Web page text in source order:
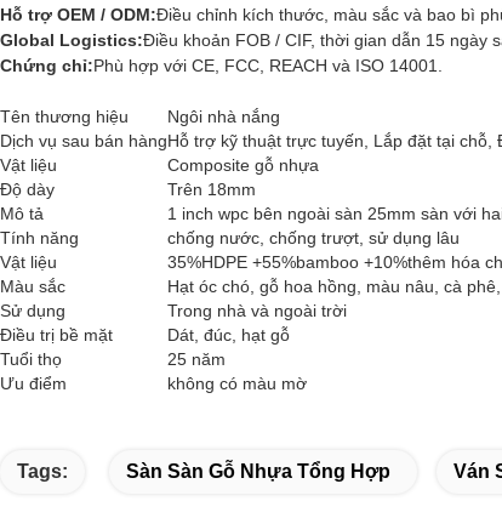
Hỗ trợ OEM / ODM:Điều chỉnh kích thước, màu sắc và bao bì
Global Logistics:Điều khoản FOB / CIF, thời gian dẫn 15 ngày
Chứng chỉ:Phù hợp với CE, FCC, REACH và ISO 14001.
Tên thương hiệu
Ngôi nhà nắng
Dịch vụ sau bán hàngHỗ trợ kỹ thuật trực tuyến, Lắp đặt tại
Vật liệu
Composite gỗ nhựa
Độ dày
Trên 18mm
Mô tả
1 inch wpc bên ngoài sàn 25mm sàn với
Tính năng
chống nước, chống trượt, sử dụng lâu
Vật liệu
35%HDPE +55%bamboo +10%thêm hóa
Màu sắc
Hạt óc chó, gỗ hoa hồng, màu nâu, cà
Sử dụng
Trong nhà và ngoài trời
Điều trị bề mặt
Dát, đúc, hạt gỗ
Tuổi thọ
25 năm
Ưu điểm
không có màu mờ
Tags: Sàn Sàn Gỗ Nhựa Tổng Hợp Ván